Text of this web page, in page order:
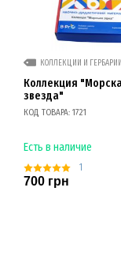
КОЛЛЕКЦИИ И ГЕРБАРИИ
Коллекция
звезда"
КОД ТОВАРА: 1721
Есть в наличие
1
700 грн